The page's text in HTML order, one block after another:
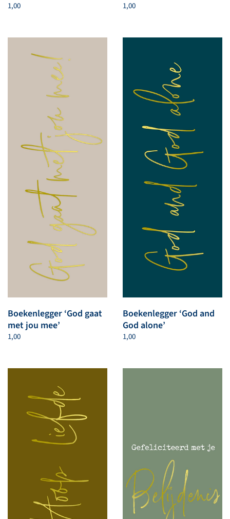
1,00 1,00
Boekenlegger ‘God gaat
met jou mee’
1,00
Boekenlegger ‘God and
God alone’
1,00